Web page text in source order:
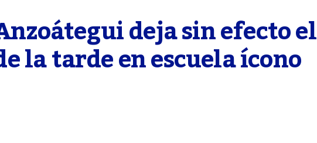
deja sin efecto el
la tarde en escuela ícono